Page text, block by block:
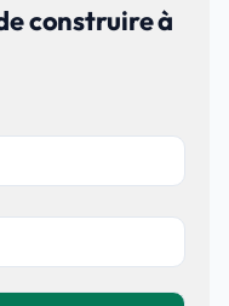
construire à